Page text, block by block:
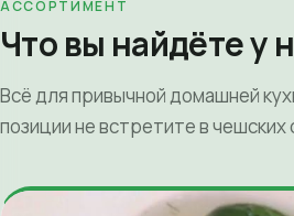
АССОРТИМЕНТ
Что вы найдёте у
Всё для привычной домашней
позиции не встретите в